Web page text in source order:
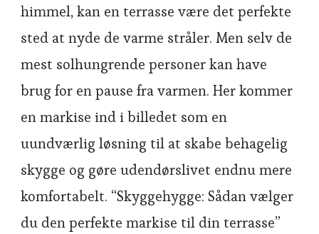
himmel, kan en terrasse være det perfekte
sted at nyde de varme stråler. Men selv de
mest solhungrende personer kan have
brug for en pause fra varmen. Her kommer
en markise ind i billedet som en
uundværlig løsning til at skabe behagelig
skygge og gøre udendørslivet endnu mere
komfortabelt. “Skyggehygge: Sådan vælger
du den perfekte markise til din terrasse”